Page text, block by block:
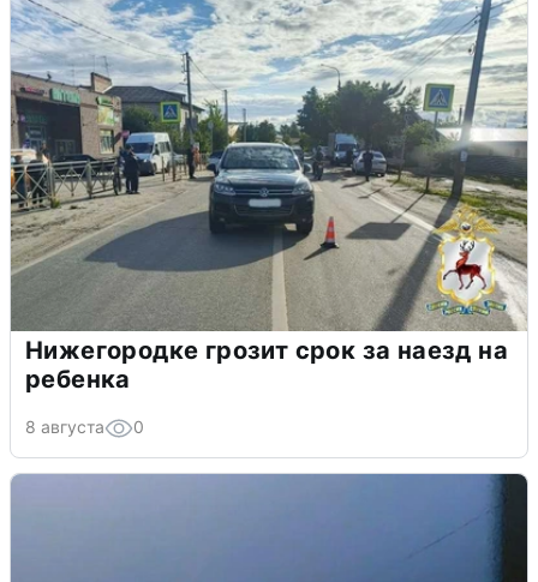
Нижегородке грозит срок за наезд на
ребенка
8 августа 0